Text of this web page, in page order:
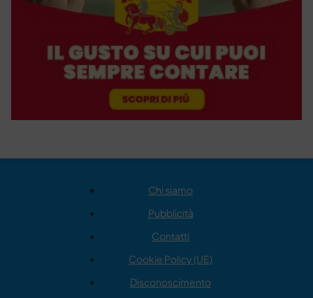
Chi siamo
Pubblicità
Contatti
Cookie Policy (UE)
Disconoscimento